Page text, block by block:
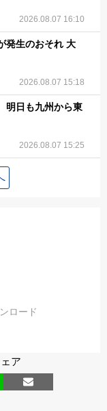
2026.08.07 16:10
発生のおそれ 大
2026.08.07 15:18
日も九州から東
2026.08.07 15:25
ロード
ア